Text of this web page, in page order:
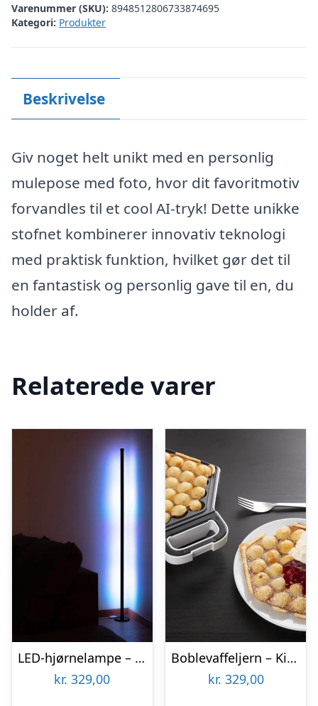
Varenummer (SKU): 8948512806733874695
Kategori: Produkter
Beskrivelse
Giv noget helt unikt med en personlig
mulepose med foto, hvor dit favoritmotiv
forvandles til et cool AI-tryk! Dette unikke
stofnet kombinerer innovativ teknologi
med praktisk funktion, hvilket gør det til
en fantastisk og personlig gave til en, du
holder af.
Relaterede varer
LED-hjørnelampe – Vooni
kr. 329,00
Boblevaffeljern – KitchPro
kr. 329,00